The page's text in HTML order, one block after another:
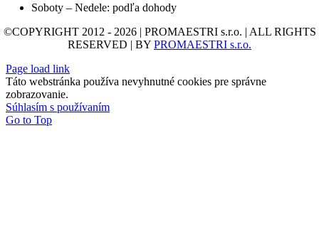
Soboty – Nedele: podľa dohody
©COPYRIGHT 2012 - 2026 | PROMAESTRI s.r.o. | ALL RIGHTS
RESERVED | BY PROMAESTRI s.r.o.
Page load link
Táto webstránka používa nevyhnutné cookies pre správne
zobrazovanie.
Súhlasím s používaním
Go to Top